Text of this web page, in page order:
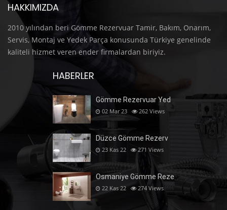
HAKKIMIZDA
2010 yılından beri Gömme Rezervuar Tamir, Bakım, Onarım,
Servis, Montaj ve Yedek Parça konusunda Türkiye genelinde
kaliteli hizmet veren ender firmalardan biriyiz.
HABERLER
Gömme Rezervuar Yed
02 Mar 23 262 Views
Düzce Gömme Rezerv
23 Kas 22 271 Views
Osmaniye Gömme Reze
22 Kas 22 274 Views